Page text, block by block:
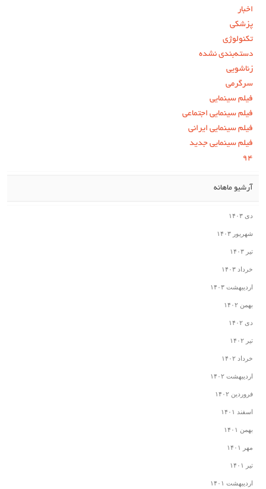
اخبار
پزشکی
تکنولوژی
دسته‌بندی نشده
زناشویی
سرگرمی
فیلم سینمایی
فیلم سینمایی اجتماعی
فیلم سینمایی ایرانی
فیلم سینمایی جدید
۹۴
آرشیو ماهانه
دی ۱۴۰۳
شهریور ۱۴۰۳
تیر ۱۴۰۳
خرداد ۱۴۰۳
اردیبهشت ۱۴۰۳
بهمن ۱۴۰۲
دی ۱۴۰۲
تیر ۱۴۰۲
خرداد ۱۴۰۲
اردیبهشت ۱۴۰۲
فروردین ۱۴۰۲
اسفند ۱۴۰۱
بهمن ۱۴۰۱
مهر ۱۴۰۱
تیر ۱۴۰۱
اردیبهشت ۱۴۰۱